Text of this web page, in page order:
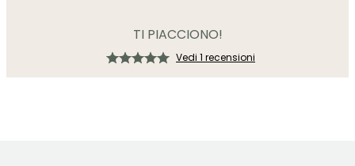
TI PIACCIONO!
Vedi 1 recensioni